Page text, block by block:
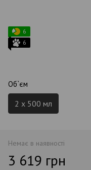
6
6
Об`єм
2 x 500 мл
Немає в наявності
3 619 грн